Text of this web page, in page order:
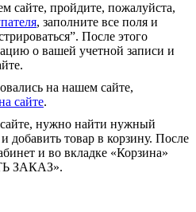
сайте, пройдите, пожалуйста,
, заполните все поля и
После этого
о вашей учетной записи и
на нашем сайте,
сайте.
нужно найти нужный
добавить товар в корзину. После
и во вкладке «Корзина»
ЗАКАЗ».